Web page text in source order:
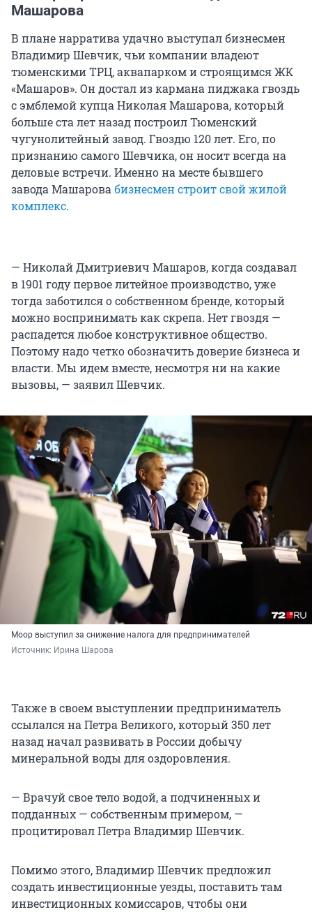
Машарова
В плане нарратива удачно выступал бизнесмен
Владимир Шевчик, чьи компании владеют
тюменскими ТРЦ, аквапарком и строящимся ЖК
«Машаров». Он достал из кармана пиджака гвоздь
с эмблемой купца Николая Машарова, который
больше ста лет назад построил Тюменский
чугунолитейный завод. Гвоздю 120 лет. Его, по
признанию самого Шевчика, он носит всегда на
деловые встречи. Именно на месте бывшего
завода Машаровабизнесмен строит свой жилой
комплекс.
— Николай Дмитриевич Машаров, когда создавал
в 1901 году первое литейное производство, уже
тогда заботился о собственном бренде, который
можно воспринимать как скрепа. Нет гвоздя —
распадется любое конструктивное общество.
Поэтому надо четко обозначить доверие бизнеса и
власти. Мы идем вместе, несмотря ни на какие
вызовы, — заявил Шевчик.
Моор выступил за снижение налога для предпринимателей
Источник: Ирина Шарова
Также в своем выступлении предприниматель
ссылался на Петра Великого, который 350 лет
назад начал развивать в России добычу
минеральной воды для оздоровления.
— Врачуй свое тело водой, а подчиненных и
подданных — собственным примером, —
процитировал Петра Владимир Шевчик.
Помимо этого, Владимир Шевчик предложил
создать инвестиционные уезды, поставить там
инвестиционных комиссаров, чтобы они